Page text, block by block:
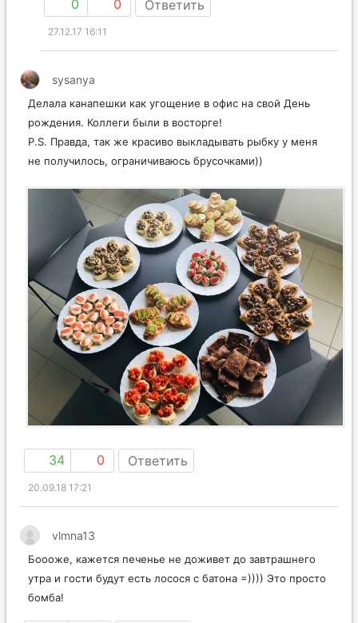
0 0 Ответить
27.12.17 16:11
Делала канапешки как угощение в офис на свой День
рождения. Коллеги были в восторге!
P.S. Правда, так же красиво выкладывать рыбку у меня
34 0 Ответить
20.09.18 17:21
Боооже, кажется печенье не доживет до завтрашнего
утра и гости будут есть лосося с батона =)))) Это просто